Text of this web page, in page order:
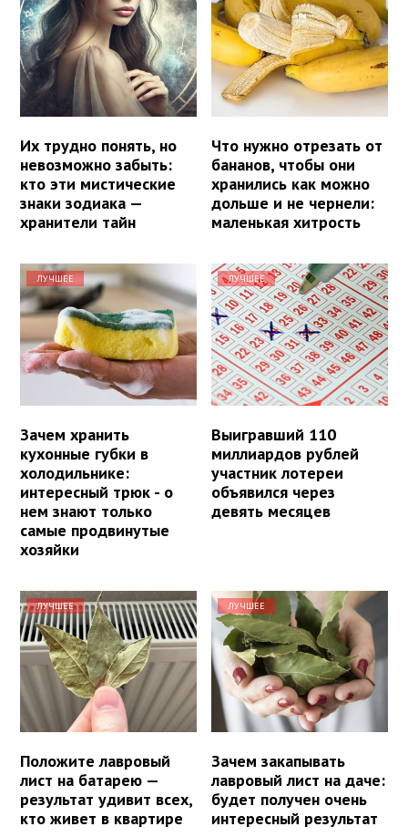
Их трудно понять, но
невозможно забыть:
кто эти мистические
знаки зодиака —
хранители тайн
Что нужно отрезать от
бананов, чтобы они
хранились как можно
дольше и не чернели:
маленькая хитрость
ЛУЧШЕЕ
Зачем хранить
кухонные губки в
холодильнике:
интересный трюк - о
нем знают только
самые продвинутые
хозяйки
ЛУЧШЕЕ
Выигравший 110
миллиардов рублей
участник лотереи
объявился через
девять месяцев
ЛУЧШЕЕ
Положите лавровый
лист на батарею —
результат удивит всех,
кто живет в квартире
ЛУЧШЕЕ
Зачем закапывать
лавровый лист на даче:
будет получен очень
интересный результат